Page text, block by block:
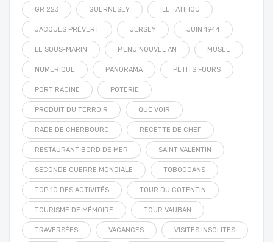
GR 223 GUERNESEY ILE TATIHOU
JACQUES PRÉVERT JERSEY JUIN 1944
LE SOUS-MARIN MENU NOUVEL AN MUSÉE
NUMÉRIQUE PANORAMA PETITS FOURS
PORT RACINE POTERIE
PRODUIT DU TERROIR QUE VOIR
RADE DE CHERBOURG RECETTE DE CHEF
RESTAURANT BORD DE MER SAINT VALENTIN
SECONDE GUERRE MONDIALE TOBOGGANS
TOP 10 DES ACTIVITÉS TOUR DU COTENTIN
TOURISME DE MÉMOIRE TOUR VAUBAN
TRAVERSÉES VACANCES VISITES INSOLITES